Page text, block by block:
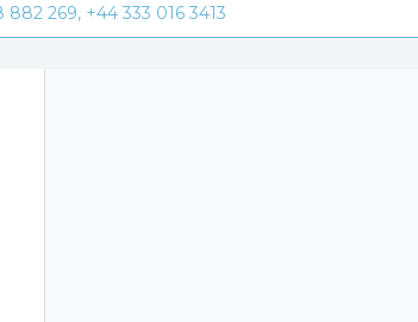
269, +44 333 016 3413